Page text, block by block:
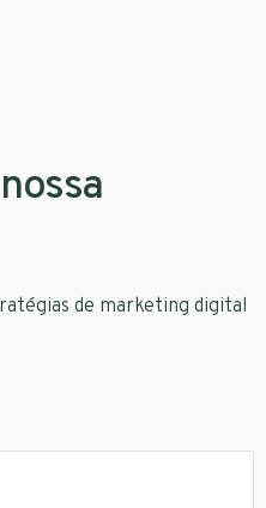
de marketing digital